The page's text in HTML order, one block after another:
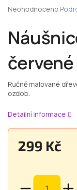
červené
Ručně malované
ozdob.
Detailní informace
299 Kč
Průměrné
je
0,0
z
5
Neohodnoceno